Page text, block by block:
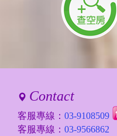
Contact
客服專線： 03-9108509
客服專線： 03-9566862